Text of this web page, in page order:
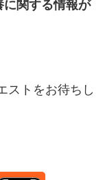
に関する情報が
ストをお待ちし